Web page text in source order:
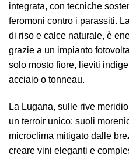
integrata, con tecniche
feromoni contro i parassiti.
di riso e calce naturale, è
grazie a un impianto
solo mosto fiore, lieviti
acciaio o tonneau.
La Lugana, sulle rive
un terroir unico: suoli
microclima mitigato dalle
creare vini eleganti e